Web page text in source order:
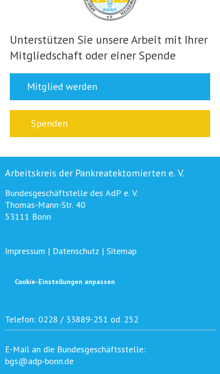
Unterstützen Sie unsere Arbeit mit Ihrer
Mitgliedschaft oder einer Spende
Mitglied werden
Spenden
Arbeitskreis der Pankreatektomierten e. V.
Bundesgeschäftstelle des AdP e. V.
Thomas-Mann-Str. 40
53111 Bonn
Impressum | Datenschutz | Sitemap
Cookie-Einstellungen anpassen
Telefon: 0228 / 33889-251 od. 252
E-Mail an die Bundesgeschäftsstelle:
bgs@adp-bonn.de